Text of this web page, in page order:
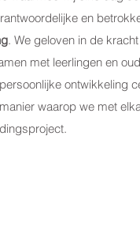
en
. We geloven in de
met leerlingen en
ontwikkeling
waarop we met